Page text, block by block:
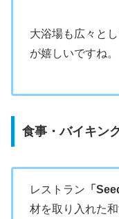
大浴場も広々と
が嬉しいですね。
食事・バイキン
レストラン 「
材を取り入れた